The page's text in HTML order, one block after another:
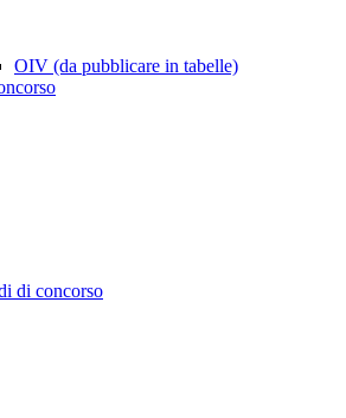
OIV (da pubblicare in tabelle)
di concorso